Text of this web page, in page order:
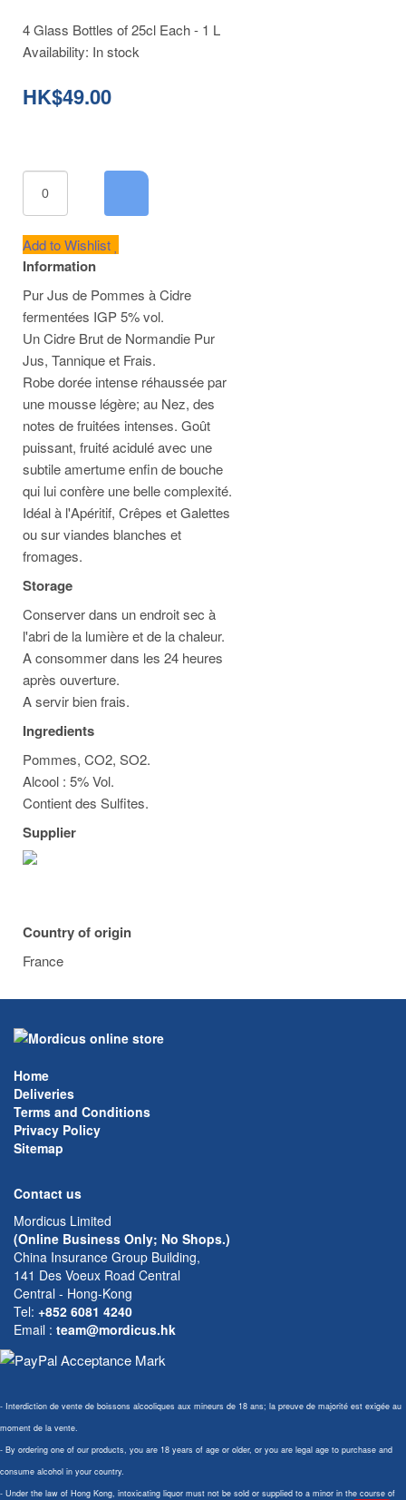
4 Glass Bottles of 25cl Each - 1 L
Availability: In stock
HK$49.00
Add to Wishlist
Information
Pur Jus de Pommes à Cidre
fermentées IGP 5% vol.
Un Cidre Brut de Normandie Pur
Jus, Tannique et Frais.
Robe dorée intense réhaussée par
une mousse légère; au Nez, des
notes de fruitées intenses. Goût
puissant, fruité acidulé avec une
subtile amertume enfin de bouche
qui lui confère une belle complexité.
Idéal à l'Apéritif, Crêpes et Galettes
ou sur viandes blanches et
fromages.
Storage
Conserver dans un endroit sec à
l'abri de la lumière et de la chaleur.
A consommer dans les 24 heures
après ouverture.
A servir bien frais.
Ingredients
Pommes, CO2, SO2.
Alcool : 5% Vol.
Contient des Sulfites.
Supplier
Country of origin
France
Home
Deliveries
Terms and Conditions
Privacy Policy
Sitemap
Contact us
Mordicus Limited
(Online Business Only; No Shops.)
China Insurance Group Building,
141 Des Voeux Road Central
Central - Hong-Kong
Tel: +852 6081 4240
Email : team@mordicus.hk
- Interdiction de vente de boissons alcooliques aux mineurs de 18 ans; la preuve de majorité est exigée au
moment de la vente.
- By ordering one of our products, you are 18 years of age or older, or you are legal age to purchase and
consume alcohol in your country.
- Under the law of Hong Kong, intoxicating liquor must not be sold or supplied to a minor in the course of